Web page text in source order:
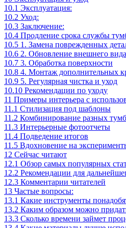
10.1 Эксплуатация:
10.2 Уход:
10.3 Заключение:
10.4 Продление срока службы
10.5 1. Замена поврежденных
10.6 2. Обновление внешнего вида
10.7 3. Обработка поверхности
10.8 4. Монтаж дополнительных
10.9 5. Регулярная чистка и уход
10.10 Рекомендации по уходу
11 Примеры интерьера с
11.1 Стилизация под шаблоны
11.2 Комбинирование разных
11.3 Интерьерные фотоотчеты
11.4 Подведение итогов
11.5 Вдохновение на
12 Сейчас читают
12.1 Обзор самых популярных
12.2 Рекомендации для
12.3 Комментарии читателей
13 Частые вопросы:
13.1 Какие инструменты
13.2 Каким образом можно
13.3 Сколько времени займет